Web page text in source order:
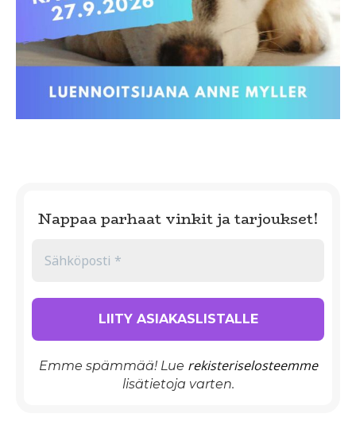
Nappaa parhaat vinkit ja tarjoukset!
Emme spämmää! Lue rekisteriselosteemme
lisätietoja varten.